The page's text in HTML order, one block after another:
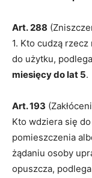
Art. 288
1. Kto cudzą
do użytku,
miesięcy do lat 5.
Art. 193
Kto wdziera się
pomieszczenia
żądaniu osoby
opuszcza,